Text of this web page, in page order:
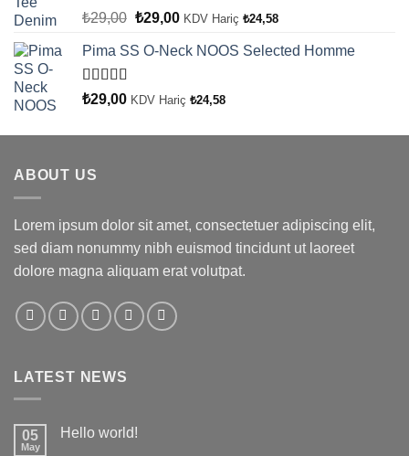
5 üzerinden
oy aldı
₺29,00 Orijinal
₺29,00.
₺29,00Şu
fiyat:
KDV Hariç ₺24,58
Pima SS O-Neck NOOS Selected Homme
5 üzerinden
oy aldı
₺29,00 KDV Hariç ₺24,58
ABOUT US
Lorem ipsum dolor sit amet, consectetuer adipiscing elit,
sed diam nonummy nibh euismod tincidunt ut laoreet
dolore magna aliquam erat volutpat.
LATEST NEWS
05
May
Hello world!